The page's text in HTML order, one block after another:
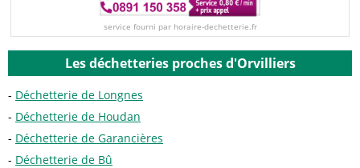
service fourni par horaire-dechetterie.fr
Les déchetteries proches d'Orvilliers
Déchetterie de Longnes
Déchetterie de Houdan
Déchetterie de Garancières
Déchetterie de Bû